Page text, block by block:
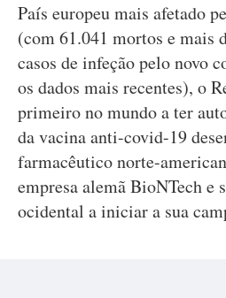
País europeu mais afetado
(com 61.041 mortos e mais
casos de infeção pelo novo
os dados mais recentes), o
primeiro no mundo a ter
da vacina anti-covid-19
farmacêutico norte-
empresa alemã BioNTech e
ocidental a iniciar a sua